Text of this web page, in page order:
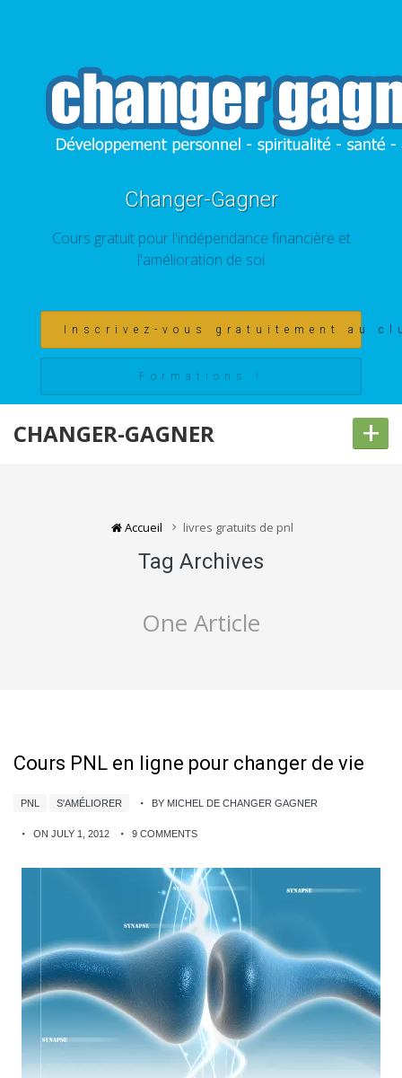
Changer-Gagner
Cours gratuit pour l'indépendance financière et
l'amélioration de soi
Inscrivez-vous gratuitement au
Formations !
CHANGER-GAGNER +
Accueil livres gratuits de pnl
Tag Archives
One Article
Cours PNL en ligne pour changer de vie
PNL S'AMÉLIORER BY MICHEL DE CHANGER GAGNER
ON JULY 1, 2012 9 COMMENTS